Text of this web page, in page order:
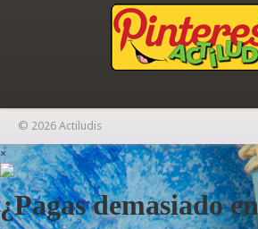
© 2026 Actiludis
×
¿Pagas demasiado